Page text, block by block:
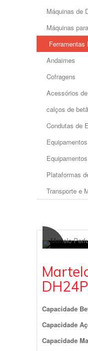
Máquinas de
Máquinas
Andaimes
Cofragens
Acessórios
calços de
Condutas de
Plataformas
Transporte e
Capacidade
Capacidade
Capacidade